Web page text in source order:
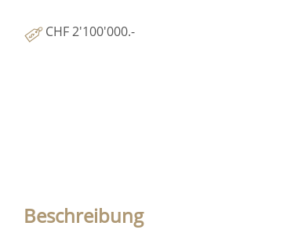
CHF 2'100'000.-
Beschreibung